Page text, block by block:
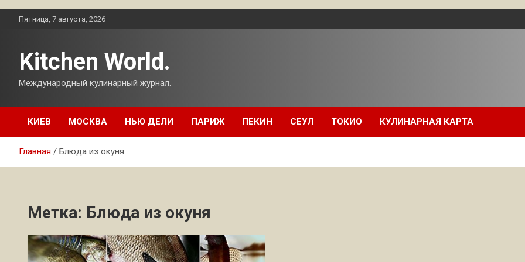
ПерейтиПятница, 7 августа, 2026
Kitchen World.
Международный кулинарный журнал.
КИЕВ МОСКВА НЬЮ ДЕЛИ ПАРИЖ ПЕКИН СЕУЛ ТОКИО КУЛИНАРНАЯ КАРТА
Главная Блюда из окуня
Метка: Блюда из окуня